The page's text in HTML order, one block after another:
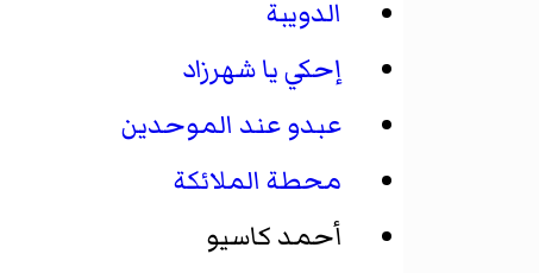
الدويبة
إحكي يا شهرزاد
عبدو عند الموحدين
محطة الملائكة
أحمد كاسيو